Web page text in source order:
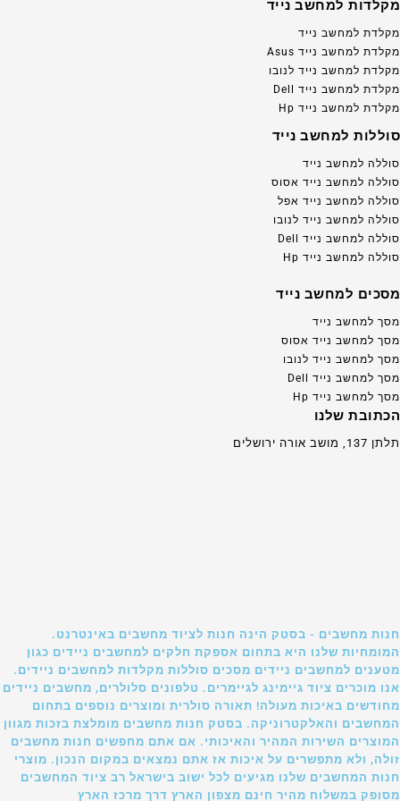
מקלדות למחשב נייד
מקלדת למחשב נייד
מקלדת למחשב נייד Asus
מקלדת למחשב נייד לנובו
מקלדת למחשב נייד Dell
מקלדת למחשב נייד Hp
סוללות למחשב נייד
סוללה למחשב נייד
סוללה למחשב נייד אסוס
סוללה למחשב נייד אפל
סוללה למחשב נייד לנובו
סוללה למחשב נייד Dell
סוללה למחשב נייד Hp
מסכים למחשב נייד
מסך למחשב נייד
מסך למחשב נייד אסוס
מסך למחשב נייד לנובו
מסך למחשב נייד Dell
מסך למחשב נייד Hp
הכתובת שלנו
תלתן 137, מושב אורה ירושלים
חנות מחשבים - בסטק הינה חנות לציוד מחשבים באינטרנט.
המומחיות שלנו היא בתחום אספקת חלקים למחשבים ניידים כגון
מטענים למחשבים ניידים מסכים סוללות מקלדות למחשבים ניידים.
אנו מוכרים ציוד גיימינג לגיימרים. טלפונים סלולרים, מחשבים ניידים
מחודשים באיכות מעולה! תאורה סולרית ומוצרים נוספים בתחום
המחשבים והאלקטרוניקה. בסטק חנות מחשבים מומלצת בזכות מגוון
המוצרים השירות המהיר והאיכותי. אם אתם מחפשים חנות מחשבים
זולה, ולא מתפשרים על איכות אז אתם נמצאים במקום הנכון. מוצרי
חנות המחשבים שלנו מגיעים לכל ישוב בישראל רב ציוד המחשבים
מסופק במשלוח מהיר חינם מצפון הארץ דרך מרכז הארץ